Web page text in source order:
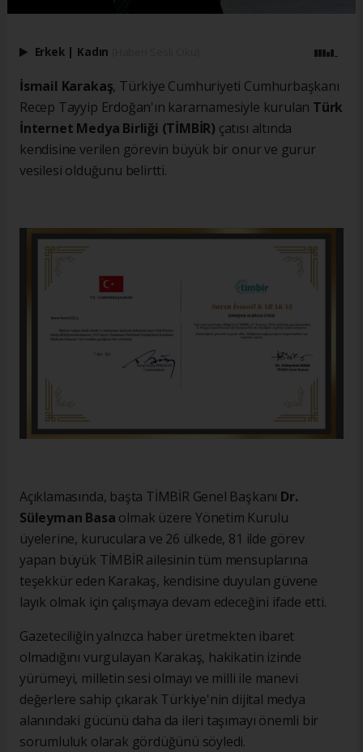
Erkek | Kadın
İsmail Karakaş, Türkiye Cumhuriyeti Cumhurbaşkanı
Recep Tayyip Erdoğan'ın kararnamesiyle kurulan Türk
İnternet Medya Birliği (TİMBİR) çatısı altında
kendisine verilen görevin büyük bir onur ve gurur
vesilesi olduğunu belirtti.
Açıklamasında, başta TİMBİR Genel Başkanı Dr.
Süleyman Basa olmak üzere Yönetim Kurulu
üyelerine, kuruculara ve 26 ülkede, 81 ilde görev
yapan büyük TİMBİR ailesinin tüm mensuplarına
teşekkür eden Karakaş, kendisine duyulan güvene
layık olmak için çalışmaya devam edeceğini ifade etti.
Gazeteciliğin yalnızca haber üretmekten ibaret
olmadığını vurgulayan Karakaş, hakikatin izinde
yürümeyi, milletin sesi olmayı ve milli ile manevi
değerlere sahip çıkarak Türkiye'nin dijital medya
alanındaki gücünü daha da ileri taşımayı önemli bir
sorumluluk olarak gördüğünü söyledi.